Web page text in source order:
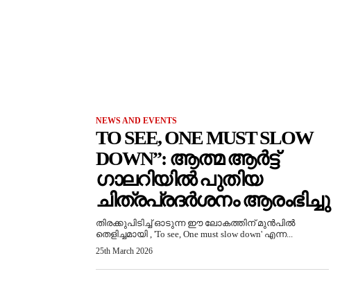
NEWS AND EVENTS
TO SEE, ONE MUST SLOW
DOWN”: ആത്മ ആർട്ട്
ഗാലറിയിൽ പുതിയ
ചിത്രപ്രദർശനം ആരംഭിച്ചു
തിരക്കുപിടിച്ച് ഓടുന്ന ഈ ലോകത്തിന് മുൻപിൽ
തെളിച്ചമായി , 'To see, One must slow down' എന്ന...
25th March 2026